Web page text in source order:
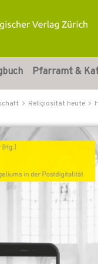
Pfarramt &
Religiosität heute